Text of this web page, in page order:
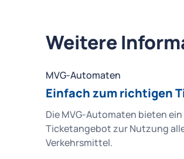
Weitere
MVG-Automaten
Einfach zum richtigen
Die MVG-Automaten bieten
Ticketangebot zur Nutzung
Verkehrsmittel.